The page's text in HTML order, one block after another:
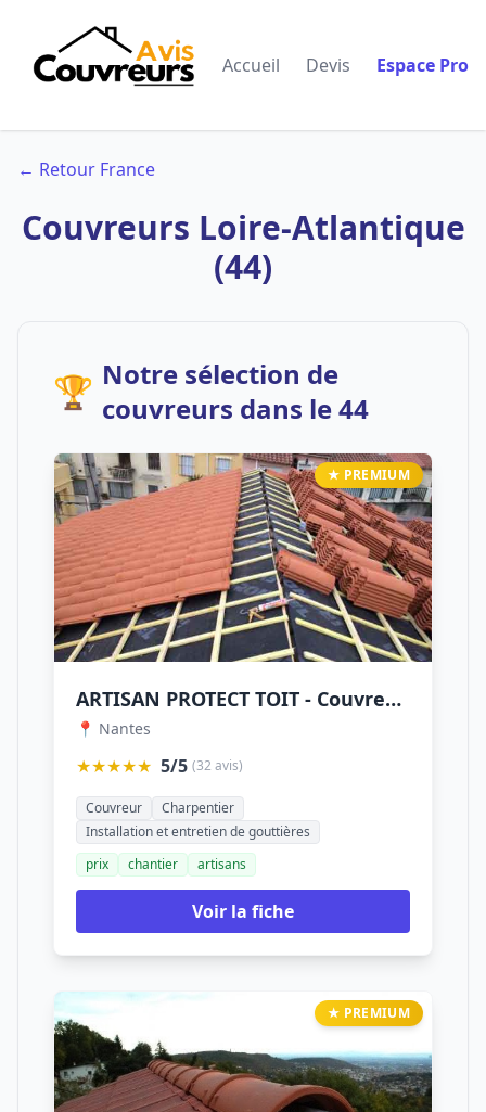
Accueil Devis Espace Pro
← Retour France
Couvreurs Loire-Atlantique
(44)
🏆 Notre sélection de
couvreurs dans le 44
★ PREMIUM
ARTISAN PROTECT TOIT - Couvreur Nantes
📍 Nantes
★★★★★ 5/5 (32 avis)
Couvreur
Charpentier
Installation et entretien de gouttières
prix
chantier artisans
Voir la fiche
★ PREMIUM